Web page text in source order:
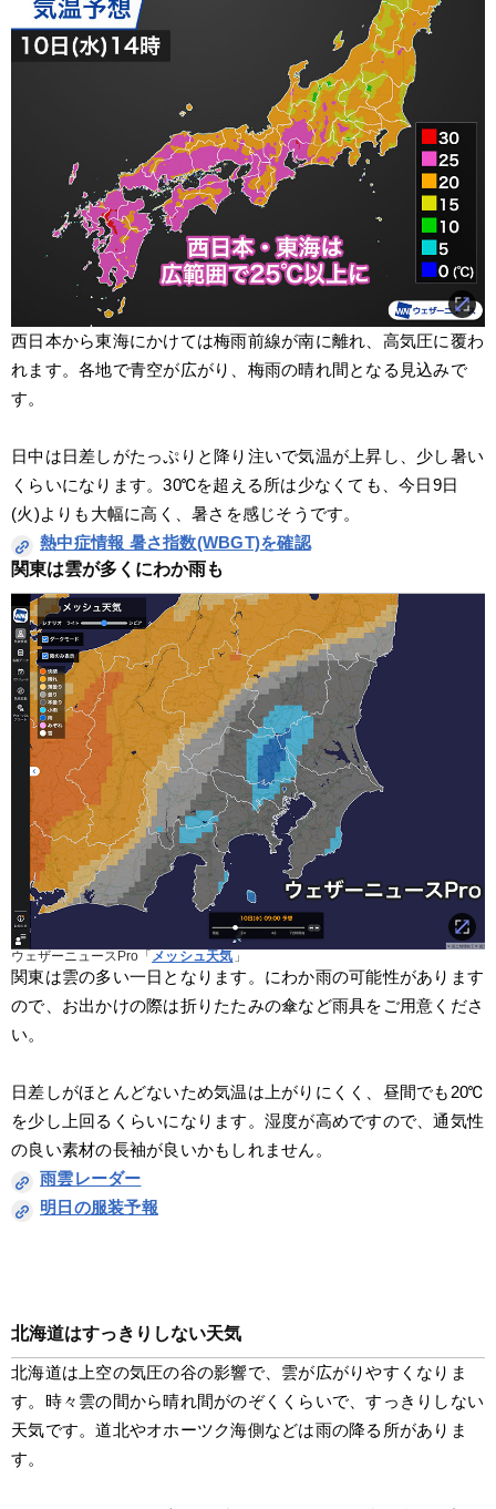
西日本から東海にかけては梅雨前線が南に離れ、高気圧に覆わ
れます。各地で青空が広がり、梅雨の晴れ間となる見込みで
す。
日中は日差しがたっぷりと降り注いで気温が上昇し、少し暑い
くらいになります。30℃を超える所は少なくても、今日9日
(火)よりも大幅に高く、暑さを感じそうです。
熱中症情報 暑さ指数(WBGT)を確認
関東は雲が多くにわか雨も
ウェザーニュースPro「 メッシュ天気 」
関東は雲の多い一日となります。にわか雨の可能性があります
ので、お出かけの際は折りたたみの傘など雨具をご用意くださ
い。
日差しがほとんどないため気温は上がりにくく、昼間でも20℃
を少し上回るくらいになります。湿度が高めですので、通気性
の良い素材の長袖が良いかもしれません。
雨雲レーダー
明日の服装予報
北海道はすっきりしない天気
北海道は上空の気圧の谷の影響で、雲が広がりやすくなりま
す。時々雲の間から晴れ間がのぞくくらいで、すっきりしない
天気です。道北やオホーツク海側などは雨の降る所がありま
す。